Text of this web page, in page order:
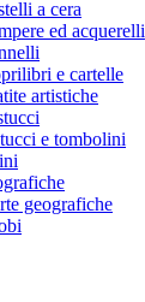
a cera
ed acquerelli
e cartelle
artistiche
e tombolini
geografiche